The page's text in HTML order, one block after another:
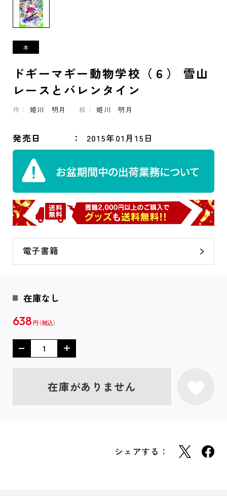
ドギーマギー動物学校（６） 雪山
レースとバレンタイン
作： 姫川 明月 絵： 姫川 明月
発売日 2015年01月15日
電子書籍
在庫なし
638 円
在庫がありません
シェアする：